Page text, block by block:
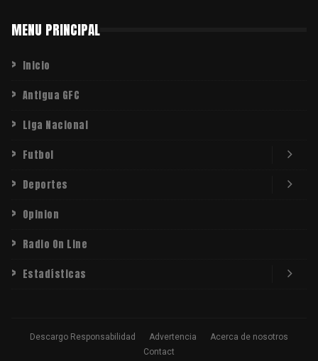
MENU PRINCIPAL
Inicio
Antigua GFC
Liga Nacional
Futbol
Deportes
Opinion
Radio On Line
Estadísticas
Descargo Responsabilidad Advertencia
Acerca de nosotros
Contact